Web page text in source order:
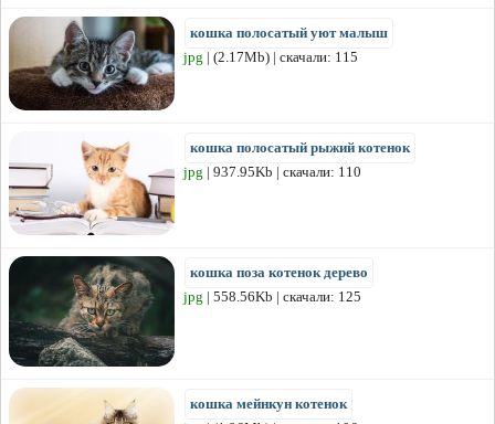
кошка полосатый уют малыш
jpg | (2.17Mb) | скачали: 115
кошка полосатый рыжий котенок
jpg | 937.95Kb | скачали: 110
кошка поза котенок дерево
jpg | 558.56Kb | скачали: 125
кошка мейнкун котенок